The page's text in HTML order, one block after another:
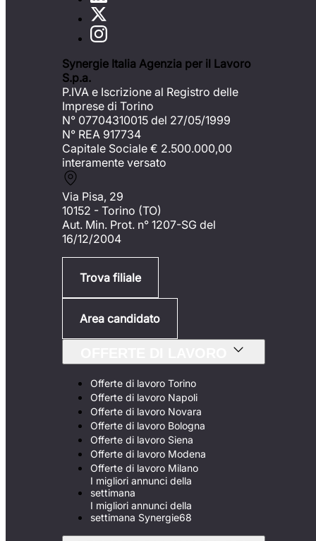
Synergie Italia Agenzia per il Lavoro
S.p.a.
P.IVA e Iscrizione al Registro delle
Imprese di Torino
N° 07704310015 del 27/05/1999
N° REA 917734
Capitale Sociale € 2.500.000,00
interamente versato
Via Pisa, 29
10152 - Torino (TO)
Aut. Min. Prot. n° 1207-SG del
16/12/2004
Trova filiale
Area candidato
Offerte di lavoro Torino
Offerte di lavoro Napoli
Offerte di lavoro Novara
Offerte di lavoro Bologna
Offerte di lavoro Siena
Offerte di lavoro Modena
Offerte di lavoro Milano
I migliori annunci della
settimana
I migliori annunci della
settimana Synergie68